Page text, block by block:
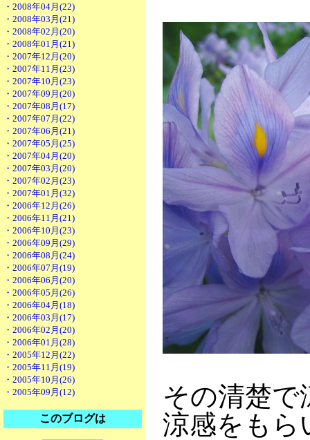
・2008年04月(22)
・2008年03月(21)
・2008年02月(20)
・2008年01月(21)
・2007年12月(20)
・2007年11月(23)
・2007年10月(23)
・2007年09月(20)
・2007年08月(17)
・2007年07月(22)
・2007年06月(21)
・2007年05月(25)
・2007年04月(20)
・2007年03月(20)
・2007年02月(23)
・2007年01月(32)
・2006年12月(26)
・2006年11月(21)
・2006年10月(23)
・2006年09月(29)
・2006年08月(24)
・2006年07月(19)
・2006年06月(20)
・2006年05月(26)
・2006年04月(18)
・2006年03月(17)
・2006年02月(20)
・2006年01月(28)
・2005年12月(22)
・2005年11月(19)
・2005年10月(26)
・2005年09月(12)
このブログは
その清楚で
涼感をも